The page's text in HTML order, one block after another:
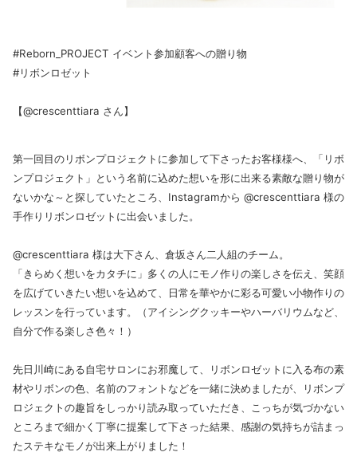
#Reborn_PROJECT イベント参加顧客への贈り物
#リボンロゼット
【@crescenttiara さん】
第一回目のリボンプロジェクトに参加して下さったお客様様へ、「リボ
ンプロジェクト」という名前に込めた想いを形に出来る素敵な贈り物が
ないかな～と探していたところ、Instagramから @crescenttiara 様の
手作りリボンロゼットに出会いました。
@crescenttiara 様は大下さん、倉坂さん二人組のチーム。
「きらめく想いをカタチに」多くの人にモノ作りの楽しさを伝え、笑顔
を広げていきたい想いを込めて、日常を華やかに彩る可愛い小物作りの
レッスンを行っています。（アイシングクッキーやハーバリウムなど、
自分で作る楽しさ色々！）
先日川崎にある自宅サロンにお邪魔して、リボンロゼットに入る布の素
材やリボンの色、名前のフォントなどを一緒に決めましたが、リボンプ
ロジェクトの趣旨をしっかり読み取っていただき、こっちが気づかない
ところまで細かく丁寧に提案して下さった結果、感謝の気持ちが詰まっ
たステキなモノが出来上がりました！